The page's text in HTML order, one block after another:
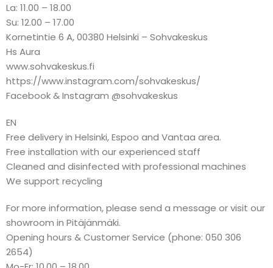
La: 11.00 – 18.00
Su: 12.00 – 17.00
Kornetintie 6 A, 00380 Helsinki – Sohvakeskus
Hs Aura
www.sohvakeskus.fi
https://www.instagram.com/sohvakeskus/
Facebook & Instagram @sohvakeskus
EN
Free delivery in Helsinki, Espoo and Vantaa area.
Free installation with our experienced staff
Cleaned and disinfected with professional machines
We support recycling
For more information, please send a message or visit our
showroom in Pitäjänmäki.
Opening hours & Customer Service (phone: 050 306
2654)